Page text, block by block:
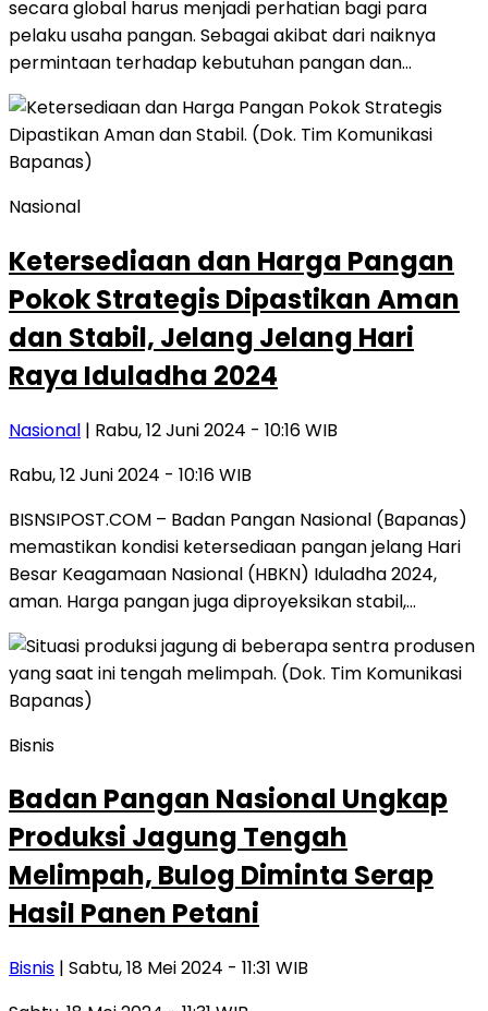
secara global harus menjadi perhatian bagi para
pelaku usaha pangan. Sebagai akibat dari naiknya
permintaan terhadap kebutuhan pangan dan…
Nasional
Ketersediaan dan Harga Pangan
Pokok Strategis Dipastikan Aman
dan Stabil, Jelang Jelang Hari
Raya Iduladha 2024
Nasional | Rabu, 12 Juni 2024 - 10:16 WIB
Rabu, 12 Juni 2024 - 10:16 WIB
BISNSIPOST.COM – Badan Pangan Nasional (Bapanas)
memastikan kondisi ketersediaan pangan jelang Hari
Besar Keagamaan Nasional (HBKN) Iduladha 2024,
aman. Harga pangan juga diproyeksikan stabil,…
Bisnis
Badan Pangan Nasional Ungkap
Produksi Jagung Tengah
Melimpah, Bulog Diminta Serap
Hasil Panen Petani
Bisnis | Sabtu, 18 Mei 2024 - 11:31 WIB